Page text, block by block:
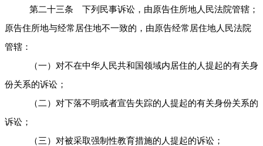
第二十三条 下列民事诉讼，由原告住所地人民法院管辖；
原告住所地与经常居住地不一致的，由原告经常居住地人民法院
管辖：
（一）对不在中华人民共和国领域内居住的人提起的有关身
份关系的诉讼；
（二）对下落不明或者宣告失踪的人提起的有关身份关系的
诉讼；
（三）对被采取强制性教育措施的人提起的诉讼；